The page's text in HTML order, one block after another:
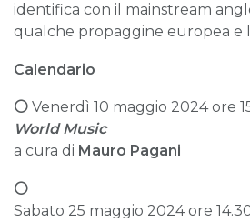
identifica con il mainstream
qualche propaggine europea e
Calendario
⚪ Venerdì 10 maggio 2024 ore
World Music
a cura di Mauro Pagani
⚪
Sabato 25 maggio 2024 ore